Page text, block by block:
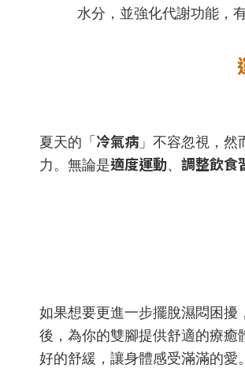
水分，並強化代謝功能，
夏天的「 冷氣病 」不容忽視，
力。無論是適度運動、 調整飲食
如果想要更進一步擺脫濕悶困擾
後，為你的雙腳提供舒適的療癒
好的舒緩，讓身體感受滿滿的愛。